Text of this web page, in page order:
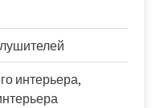
интерьера,